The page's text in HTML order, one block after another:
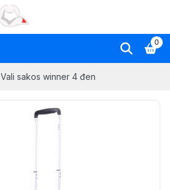
0
Vali sakos winner 4 đen